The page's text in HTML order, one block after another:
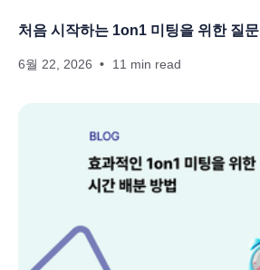
처음 시작하는 1on1 미팅을 위한 질
6월 22, 2026 11 min read